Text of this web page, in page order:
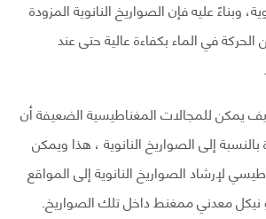
وبناءً عليه فإن الصواريخ النانوية المزودة
في الماء بكفاءة عالية حتى عند
يمكن للمجالات المغناطيسية الضعيفة أن
إلى الصواريخ النانوية ، هذا ويمكن
لإرشاد الصواريخ النانوية إلى المواقع
نيكل معدني ممغنط داخل تلك الصواريخ.